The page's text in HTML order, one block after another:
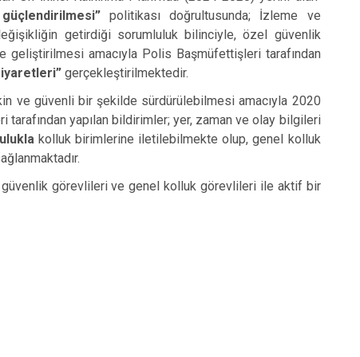
politikası doğrultusunda; İzleme ve
getirdiği sorumluluk bilinciyle, özel güvenlik
amacıyla Polis Başmüfettişleri tarafından
gerçekleştirilmektedir.
ve güvenli bir şekilde sürdürülebilmesi amacıyla 2020
yapılan bildirimler; yer, zaman ve olay bilgileri
kolluk birimlerine iletilebilmekte olup, genel kolluk
görevlileri ve genel kolluk görevlileri ile aktif bir